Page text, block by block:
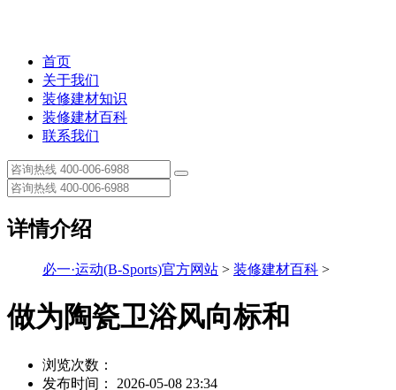
首页
关于我们
装修建材知识
装修建材百科
联系我们
详情介绍
必一·运动(B-Sports)官方网站 > 装修建材百科 >
做为陶瓷卫浴风向标和
浏览次数：
发布时间： 2026-05-08 23:34